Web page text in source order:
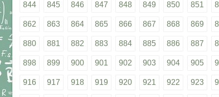
844 845 846 847 848 849 850 851
862 863 864 865 866 867 868 869
880 881 882 883 884 885 886 887
898 899 900 901 902 903 904 905
916 917 918 919 920 921 922 923